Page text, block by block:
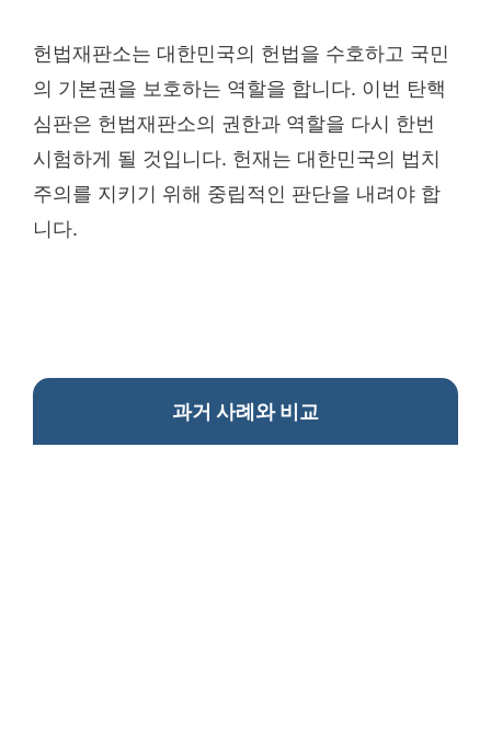
헌법재판소는 대한민국의 헌법을 수호하고 국민
의 기본권을 보호하는 역할을 합니다. 이번 탄핵
심판은 헌법재판소의 권한과 역할을 다시 한번
시험하게 될 것입니다. 헌재는 대한민국의 법치
주의를 지키기 위해 중립적인 판단을 내려야 합
니다.
과거 사례와 비교